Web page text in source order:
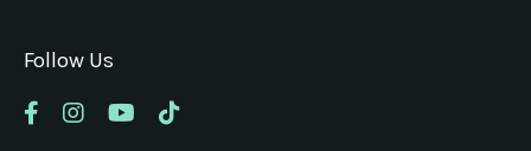
Follow Us